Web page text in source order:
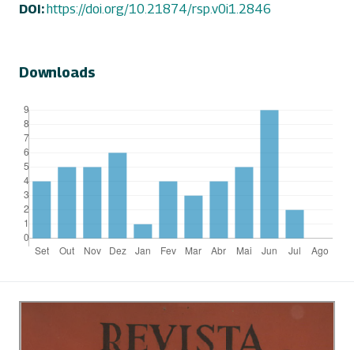
DOI:https://doi.org/10.21874/rsp.v0i1.2846
Downloads